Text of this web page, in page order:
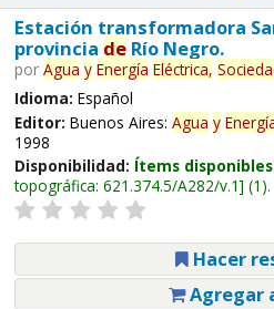
Estación transformadora
provincia deRío Negro.
por Agua y Energía Eléctrica,
Idioma: Español
Editor: Buenos Aires: Agua y
1998
Disponibilidad: Ítems
topográfica: 621.374.5/A282/v.1 (1).
Hacer
Agregar